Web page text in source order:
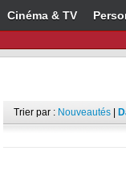
Cinéma & TV
Trier par : Nouveautés